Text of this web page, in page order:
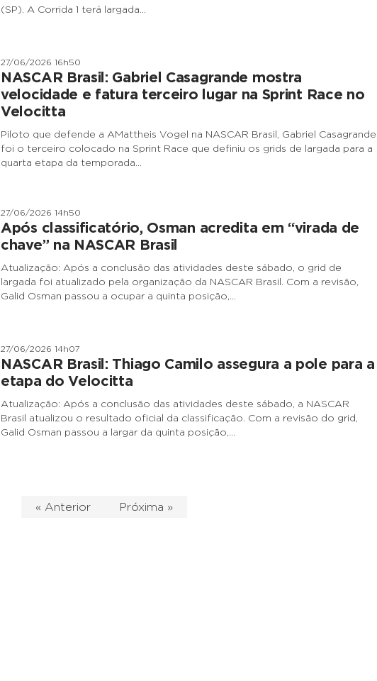
(SP). A Corrida 1 terá largada…
27/06/2026 16h50
NASCAR Brasil: Gabriel Casagrande mostra
velocidade e fatura terceiro lugar na Sprint Race no
Velocitta
Piloto que defende a AMattheis Vogel na NASCAR Brasil, Gabriel Casagrande
foi o terceiro colocado na Sprint Race que definiu os grids de largada para a
quarta etapa da temporada…
27/06/2026 14h50
Após classificatório, Osman acredita em “virada de
chave” na NASCAR Brasil
Atualização: Após a conclusão das atividades deste sábado, o grid de
largada foi atualizado pela organização da NASCAR Brasil. Com a revisão,
Galid Osman passou a ocupar a quinta posição,…
27/06/2026 14h07
NASCAR Brasil: Thiago Camilo assegura a pole para a
etapa do Velocitta
Atualização: Após a conclusão das atividades deste sábado, a NASCAR
Brasil atualizou o resultado oficial da classificação. Com a revisão do grid,
Galid Osman passou a largar da quinta posição,…
« Anterior Próxima »